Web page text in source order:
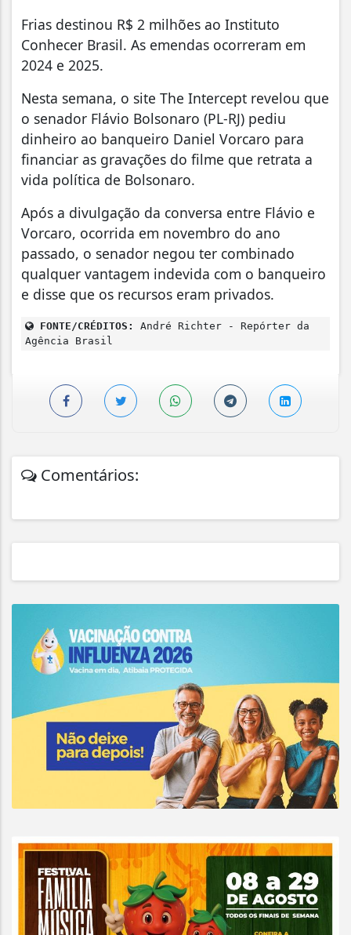
Frias destinou R$ 2 milhões ao Instituto
Conhecer Brasil. As emendas ocorreram em
2024 e 2025.
Nesta semana, o site The Intercept revelou que
o senador Flávio Bolsonaro (PL-RJ) pediu
dinheiro ao banqueiro Daniel Vorcaro para
financiar as gravações do filme que retrata a
vida política de Bolsonaro.
Após a divulgação da conversa entre Flávio e
Vorcaro, ocorrida em novembro do ano
passado, o senador negou ter combinado
qualquer vantagem indevida com o banqueiro
e disse que os recursos eram privados.
FONTE/CRÉDITOS:
André Richter - Repórter da
Agência Brasil
Comentários: